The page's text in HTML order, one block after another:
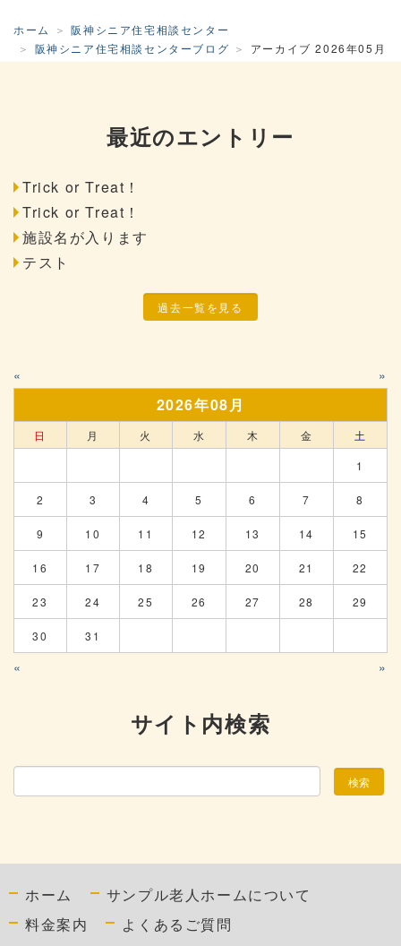
ホーム
阪神シニア住宅相談センター
阪神シニア住宅相談センターブログ
アーカイブ 2026年05月
最近のエントリー
Trick or Treat！
Trick or Treat！
施設名が入ります
テスト
過去一覧を見る
« »
2026年08月
日 月 火 水 木 金
土
1
2 3 4 5 6 7 8
9 10 11 12 13 14 15
16 17 18 19 20 21 22
23 24 25 26 27 28 29
30 31
« »
サイト内検索
ホーム
サンプル老人ホームについて
料金案内
よくあるご質問